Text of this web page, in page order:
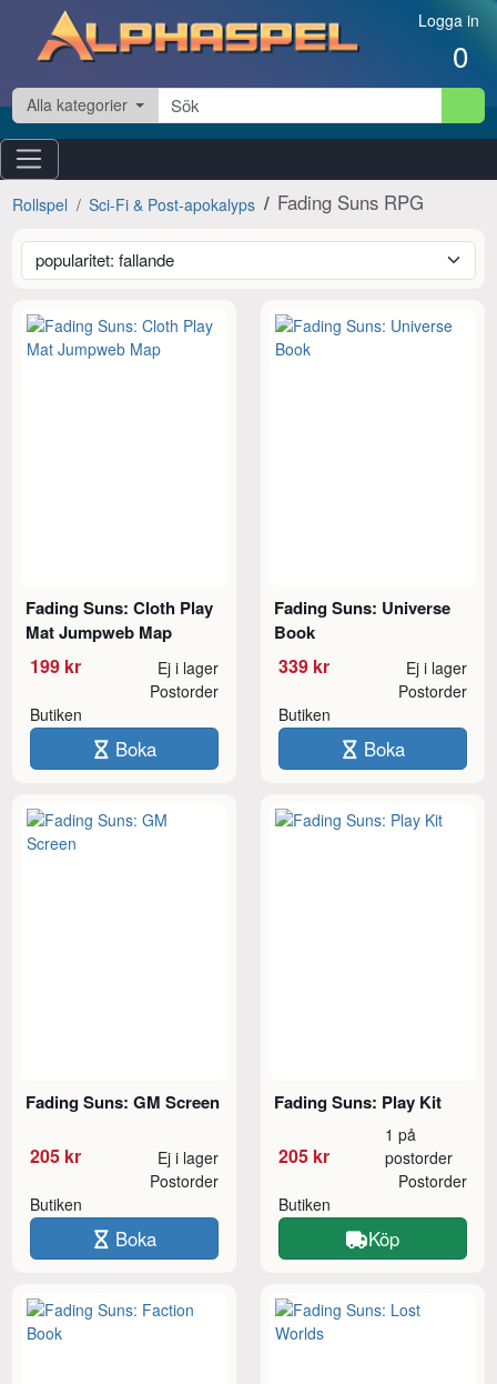
Hoppa till innehåll Logga in
0
Alla kategorier
Rollspel Sci-Fi & Post-apokalyps Fading Suns RPG
Fading Suns: Cloth Play
Mat Jumpweb Map
199 kr Ej i lager
Butiken
Postorder
Boka
Fading Suns: Universe
Book
339 kr Ej i lager
Butiken
Postorder
Boka
Fading Suns: GM Screen
205 kr Ej i lager
Butiken
Postorder
Boka
Fading Suns: Play Kit
205 kr
1 på
postorder
Butiken
Postorder
Köp